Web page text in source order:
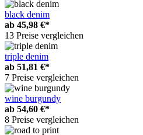
black denim
ab 45,98 €*
13 Preise vergleichen
triple denim
ab 51,81 €*
7 Preise vergleichen
wine burgundy
ab 54,60 €*
8 Preise vergleichen